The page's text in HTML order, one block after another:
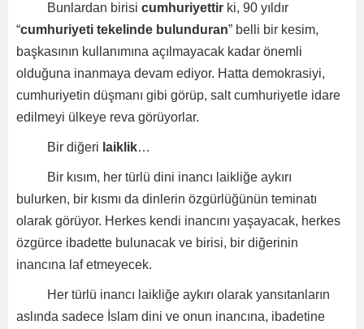
Bunlardan birisi cumhuriyettirki, 90 yıldır
“cumhuriyeti tekelinde bulunduran” belli bir kesim,
başkasının kullanımına açılmayacak kadar önemli
olduğuna inanmaya devam ediyor. Hatta demokrasiyi,
cumhuriyetin düşmanı gibi görüp, salt cumhuriyetle idare
edilmeyi ülkeye reva görüyorlar.
Bir diğeri laiklik…
Bir kısım, her türlü dini inancı laikliğe aykırı
bulurken, bir kısmı da dinlerin özgürlüğünün teminatı
olarak görüyor. Herkes kendi inancını yaşayacak, herkes
özgürce ibadette bulunacak ve birisi, bir diğerinin
inancına laf etmeyecek.
Her türlü inancı laikliğe aykırı olarak yansıtanların
aslında sadece İslam dini ve onun inancına, ibadetine